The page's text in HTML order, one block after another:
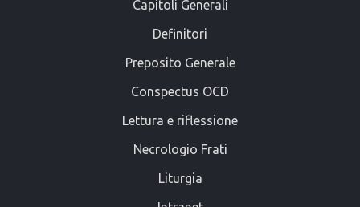
Capitoli Generali
Definitori
Preposito Generale
Conspectus OCD
Lettura e riflessione
Necrologio Frati
Liturgia